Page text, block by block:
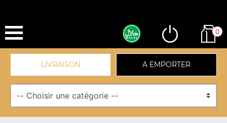
0
LIVRAISON A EMPORTER